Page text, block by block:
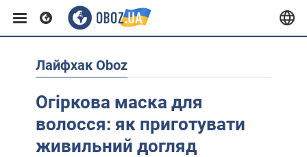
Європа
США
Лайфхак Oboz
Огіркова маска для
волосся: як приготувати
живильний догляд